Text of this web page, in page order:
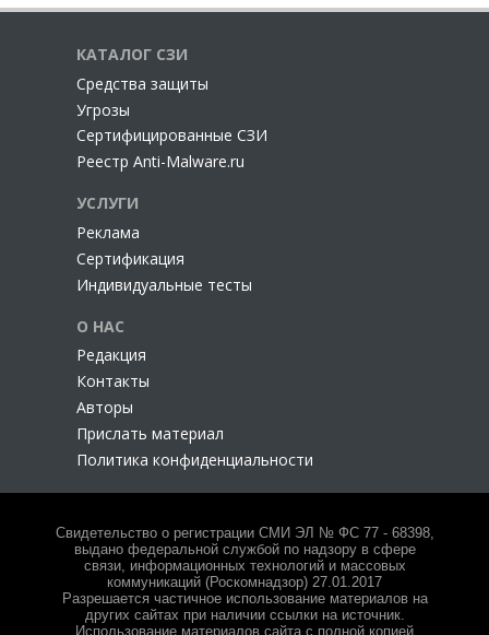
КАТАЛОГ СЗИ
Cредства защиты
Угрозы
Сертифицированные СЗИ
Реестр Anti-Malware.ru
УСЛУГИ
Реклама
Сертификация
Индивидуальные тесты
О НАС
Редакция
Контакты
Авторы
Прислать материал
Политика конфиденциальности
Свидетельство о регистрации СМИ ЭЛ № ФС 77 - 68398,
выдано федеральной службой по надзору в сфере
связи, информационных технологий и массовых
коммуникаций (Роскомнадзор) 27.01.2017
Разрешается частичное использование материалов на
других сайтах при наличии ссылки на источник.
Использование материалов сайта с полной копией